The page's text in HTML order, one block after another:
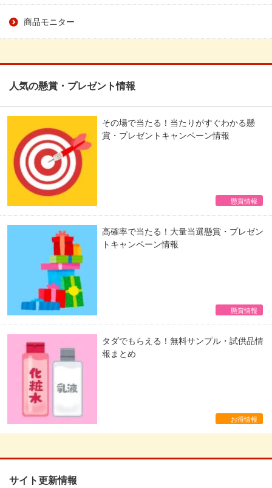
商品モニター
人気の懸賞・プレゼント情報
その場で当たる！当たりがすぐわかる懸
賞・プレゼントキャンペーン情報
懸賞情報
高確率で当たる！大量当選懸賞・プレゼン
トキャンペーン情報
懸賞情報
タダでもらえる！無料サンプル・試供品情
報まとめ
お得情報
サイト更新情報